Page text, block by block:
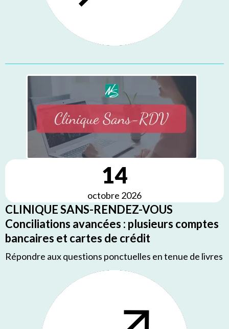
14
octobre 2026
CLINIQUE SANS-RENDEZ-VOUS
Conciliations avancées : plusieurs comptes
bancaires et cartes de crédit
Répondre aux questions ponctuelles en tenue de livres